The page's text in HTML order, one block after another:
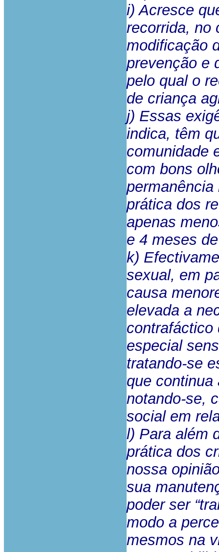
i) Acresce
recorrida, no
modificação
prevenção e
pelo qual o
de criança
j) Essas
indica, têm
comunidade
com bons
prática dos
apenas
e 4 meses
k)
sexual, em
causa
elevada a
contrafáctico
especial
tratando-se
que
notando-se,
social em
l) Para além
prática dos
nossa
sua
poder ser
modo a
mesmos na